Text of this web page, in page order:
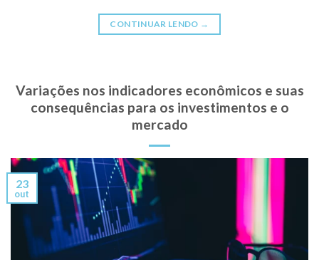
CONTINUAR LENDO →
Variações nos indicadores econômicos e suas
consequências para os investimentos e o
mercado
23
out